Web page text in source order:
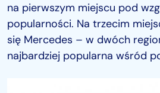
na pierwszym miejscu pod
popularności. Na trzecim
się Mercedes – w dwóch
najbardziej popularna wśród